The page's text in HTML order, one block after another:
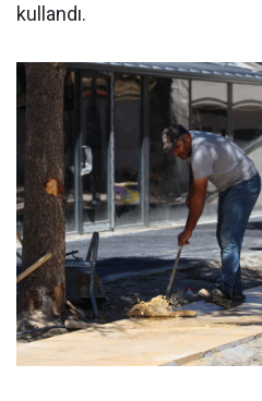
kullandı.